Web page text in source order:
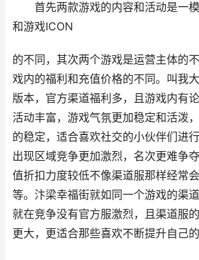
首先两款游戏的内容和活动是一模
和游戏ICON
的不同，其次两个游戏是运营主体的
戏内的福利和充值价格的不同。叫我
版本，官方渠道福利多，且游戏内有
活动丰富，游戏气氛更加稳定和活泼
的稳定，适合喜欢社交的小伙伴们进
出现区域竞争更加激烈，名次更难争
值折扣力度较低不像渠道服那样经常
等。汴梁幸福街就如同一个游戏的渠
就在竞争没有官方服激烈，且渠道服
更大，更适合那些喜欢不断提升自己